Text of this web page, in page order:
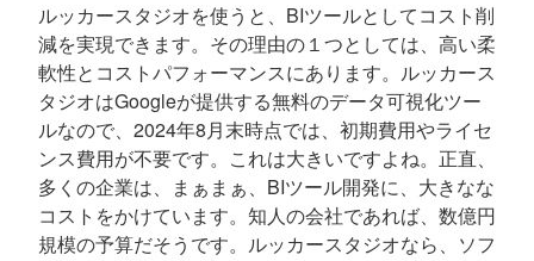
ルッカースタジオを使うと、BIツールとしてコスト削
減を実現できます。その理由の１つとしては、高い柔
軟性とコストパフォーマンスにあります。ルッカース
タジオはGoogleが提供する無料のデータ可視化ツー
ルなので、2024年8月末時点では、初期費用やライセ
ンス費用が不要です。これは大きいですよね。正直、
多くの企業は、まぁまぁ、BIツール開発に、大きなな
コストをかけています。知人の会社であれば、数億円
規模の予算だそうです。ルッカースタジオなら、ソフ